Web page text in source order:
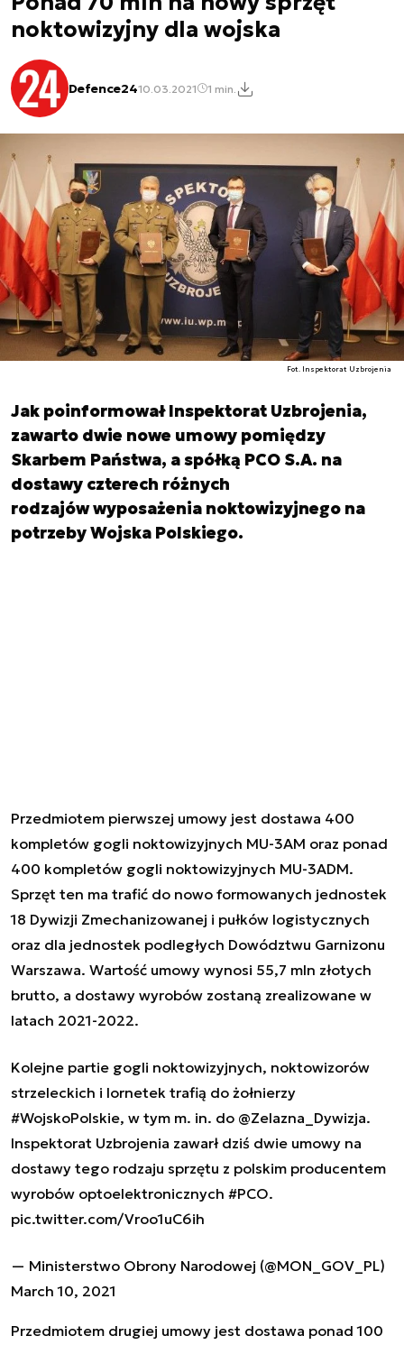
noktowizyjny dla wojska
Defence2410.03.2021 1 min.
Fot. Inspektorat Uzbrojenia
Jak poinformował Inspektorat Uzbrojenia,
zawarto dwie nowe umowy pomiędzy
Skarbem Państwa, a spółką PCO S.A. na
dostawy czterech różnych
rodzajów wyposażenia noktowizyjnego na
potrzeby Wojska Polskiego.
Przedmiotem pierwszej umowy jest dostawa 400
kompletów gogli noktowizyjnych MU-3AM oraz ponad
400 kompletów gogli noktowizyjnych MU-3ADM.
Sprzęt ten ma trafić do nowo formowanych jednostek
18 Dywizji Zmechanizowanej i pułków logistycznych
oraz dla jednostek podległych Dowództwu Garnizonu
Warszawa. Wartość umowy wynosi 55,7 mln złotych
brutto, a dostawy wyrobów zostaną zrealizowane w
latach 2021-2022.
Kolejne partie gogli noktowizyjnych, noktowizorów
strzeleckich i lornetek trafią do żołnierzy
#WojskoPolskie, w tym m. in. do @Zelazna_Dywizja.
Inspektorat Uzbrojenia zawarł dziś dwie umowy na
dostawy tego rodzaju sprzętu z polskim producentem
wyrobów optoelektronicznych #PCO.
pic.twitter.com/Vroo1uC6ih
— Ministerstwo Obrony Narodowej (@MON_GOV_PL)
March 10, 2021
Przedmiotem drugiej umowy jest dostawa ponad 100